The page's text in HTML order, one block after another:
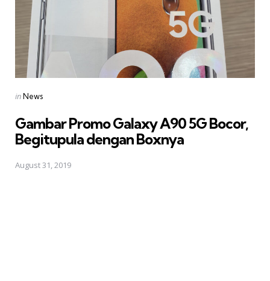
Posted
inNews
Gambar Promo Galaxy A90 5G Bocor,
Begitupula dengan Boxnya
August 31, 2019